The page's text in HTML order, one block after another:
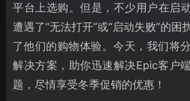
平台上选购。但是，不少用户在启
遭遇了“无法打开”或“启动失败”的困
了他们的购物体验。今天，我们将
解决方案，助你迅速解决Epic客户
题，尽情享受冬季促销的优惠！